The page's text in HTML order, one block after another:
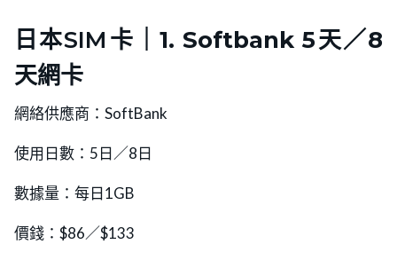
日本SIM卡｜ 1. Softbank 5天／8
天網卡
網絡供應商：SoftBank
使用日數：5日／8日
數據量：每日1GB
價錢：$86／$133